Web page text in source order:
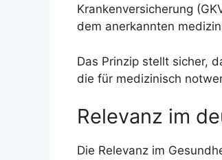
Krankenversicherung
dem anerkannten
Das Prinzip stellt sicher,
die für medizinisch
Relevanz im
Die Relevanz im